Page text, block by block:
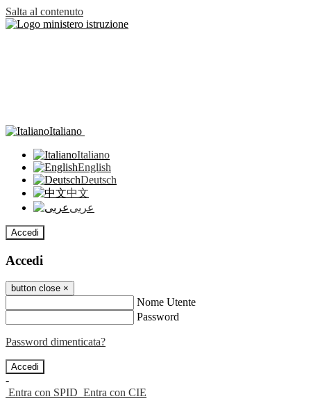
Salta al contenuto
Italiano
Italiano
English
Deutsch
中文
عربى
Accedi
Accedi
button close ×
Nome Utente
Password
Password dimenticata?
-
Entra con SPID Entra con CIE